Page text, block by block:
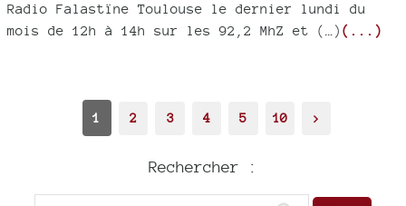
Radio Falastïne Toulouse le dernier lundi du
mois de 12h à 14h sur les 92,2 MhZ et (…) (...)
1 2 3 4 5 10 >
Rechercher :